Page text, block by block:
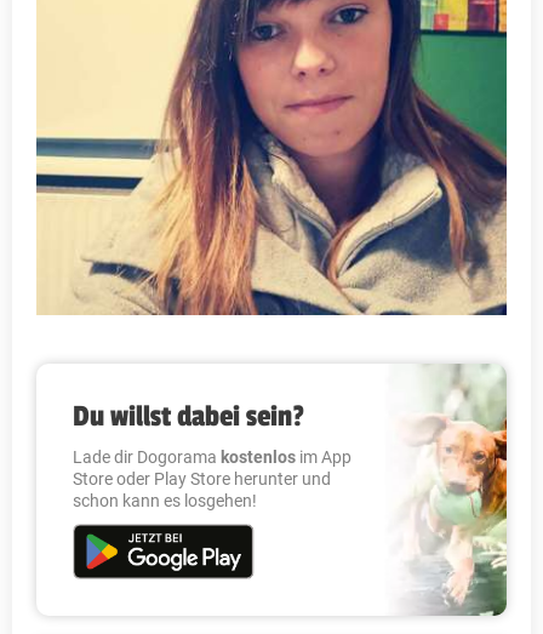
Du willst dabei sein?
Lade dir Dogorama kostenlos im App
Store oder Play Store herunter und
schon kann es losgehen!